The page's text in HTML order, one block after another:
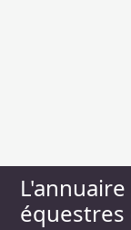
équestres